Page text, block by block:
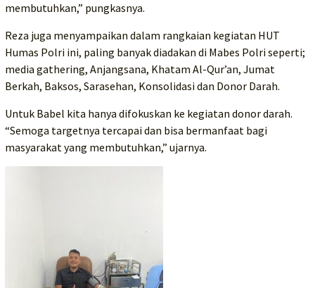
membutuhkan,” pungkasnya.
Reza juga menyampaikan dalam rangkaian kegiatan HUT
Humas Polri ini, paling banyak diadakan di Mabes Polri seperti;
media gathering, Anjangsana, Khatam Al-Qur’an, Jumat
Berkah, Baksos, Sarasehan, Konsolidasi dan Donor Darah.
Untuk Babel kita hanya difokuskan ke kegiatan donor darah.
“Semoga targetnya tercapai dan bisa bermanfaat bagi
masyarakat yang membutuhkan,” ujarnya.